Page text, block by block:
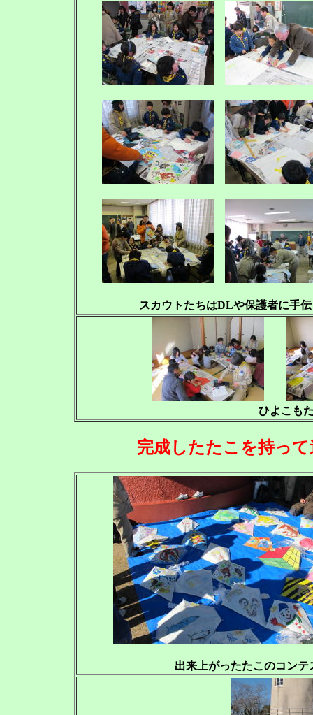
スカウトたちはDLや保護者に手
ひよこも
完成したたこを持っ
出来上がったたこのコン